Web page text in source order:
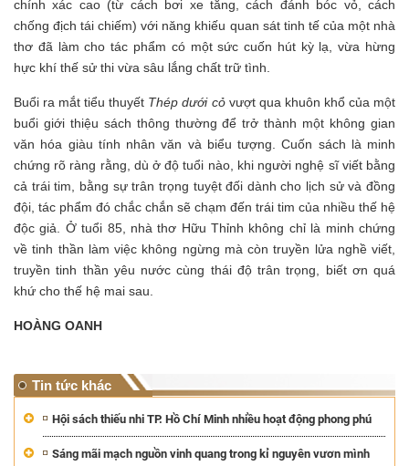
chính xác cao (từ cách bơi xe tăng, cách đánh bóc vỏ, cách
chống địch tái chiếm) với năng khiếu quan sát tinh tế của một nhà
thơ đã làm cho tác phẩm có một sức cuốn hút kỳ lạ, vừa hừng
hực khí thế sử thi vừa sâu lắng chất trữ tình.
Buổi ra mắt tiểu thuyết Thép dưới cỏvượt qua khuôn khổ của một
buổi giới thiệu sách thông thường để trở thành một không gian
văn hóa giàu tính nhân văn và biểu tượng. Cuốn sách là minh
chứng rõ ràng rằng, dù ở độ tuổi nào, khi người nghệ sĩ viết bằng
cả trái tim, bằng sự trân trọng tuyệt đối dành cho lịch sử và đồng
đội, tác phẩm đó chắc chắn sẽ chạm đến trái tim của nhiều thế hệ
độc giả. Ở tuổi 85, nhà thơ Hữu Thỉnh không chỉ là minh chứng
về tinh thần làm việc không ngừng mà còn truyền lửa nghề viết,
truyền tinh thần yêu nước cùng thái độ trân trọng, biết ơn quá
khứ cho thế hệ mai sau.
HOÀNG OANH
Tin tức khác
Hội sách thiếu nhi TP. Hồ Chí Minh nhiều hoạt động phong phú
Sáng mãi mạch nguồn vinh quang trong kỉ nguyên vươn mình